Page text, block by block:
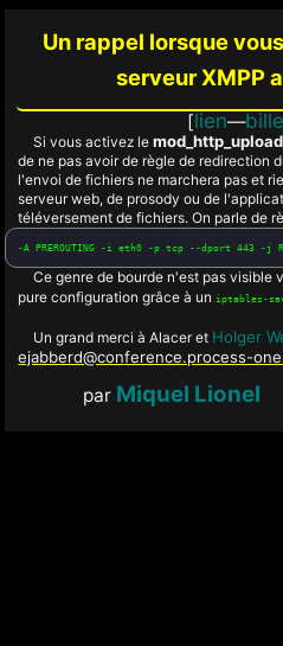
Un rappel lorsque
serveur XMPP
[lien—
Si vous activez le
de ne pas avoir de règle de redirection
l'envoi de fichiers ne marchera pas et
serveur web, de prosody ou de
téléversement de fichiers. On parle de
-A PREROUTING -i eth0 -p tcp --dport 443 -j
Ce genre de bourde n'est pas visible
pure configuration grâce à uniptables-
Un grand merci à Alacer et Holger
ejabberd@conference.process-
par Miquel Lionel